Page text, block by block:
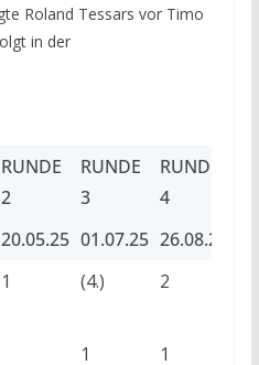
Roland Tessars vor Timo
in der
RUNDE
2
RUNDE
3
RUNDE
4
20.05.25 01.07.25 26.08.25
RUNDE
RUNDE
RUNDE
20.05.25 01.07.25 26.08.25
1 (4.) 2
1 1